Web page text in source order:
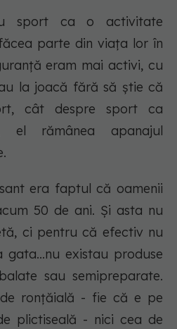
sport ca o activitate
parte din viața lor în
eram mai activi, cu
la joacă fără să știe că
cât despre sport ca
el rămânea apanajul
era faptul că oamenii
50 de ani. Și asta nu
ci pentru că efectiv nu
gata...nu existau produse
sau semipreparate.
ronțăială - fie că e pe
plictiseală - nici cea de